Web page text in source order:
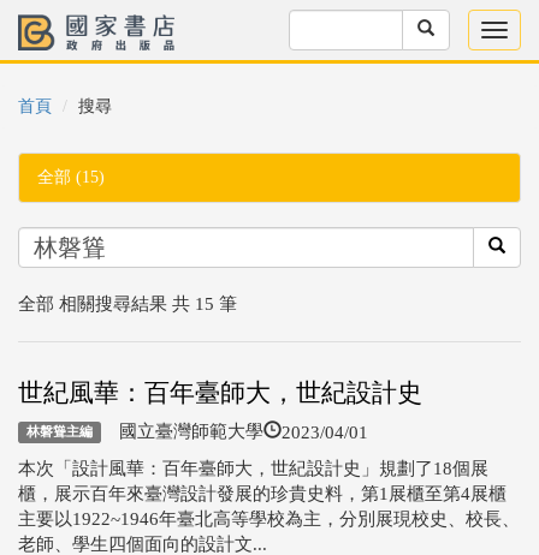
首頁 搜尋
全部 (15)
全部 相關搜尋結果 共 15 筆
世紀風華：百年臺師大，世紀設計史
林磐聳主編 國立臺灣師範大學 2023/04/01
本次「設計風華：百年臺師大，世紀設計史」規劃了18個展
櫃，展示百年來臺灣設計發展的珍貴史料，第1展櫃至第4展櫃
主要以1922~1946年臺北高等學校為主，分別展現校史、校長、
老師、學生四個面向的設計文...